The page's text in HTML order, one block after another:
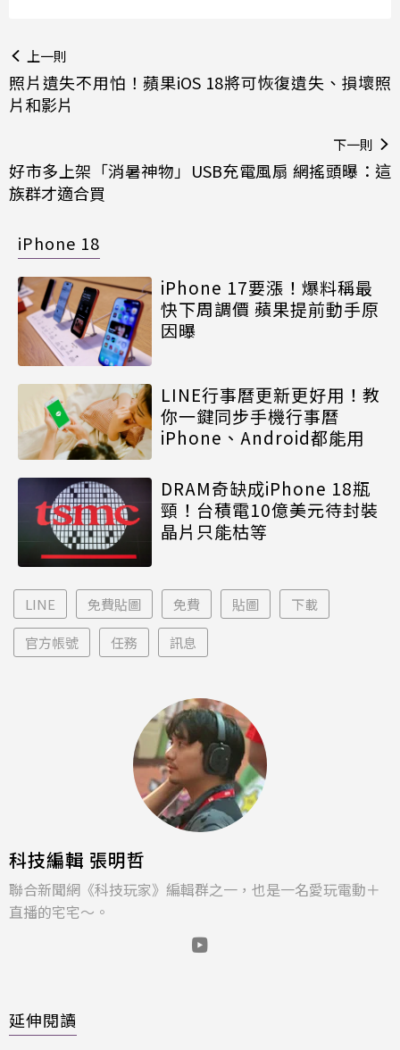
上一則
照片遺失不用怕！蘋果iOS 18將可恢復遺失、損壞照
片和影片
下一則
好市多上架「消暑神物」USB充電風扇 網搖頭曝：這
族群才適合買
iPhone 18
iPhone 17要漲！爆料稱最
快下周調價 蘋果提前動手原
因曝
LINE行事曆更新更好用！教
你一鍵同步手機行事曆
iPhone、Android都能用
DRAM奇缺成iPhone 18瓶
頸！台積電10億美元待封裝
晶片只能枯等
LINE 免費貼圖 免費 貼圖 下載
官方帳號 任務 訊息
科技編輯 張明哲
聯合新聞網《科技玩家》編輯群之一，也是一名愛玩電動＋
直播的宅宅～。
延伸閱讀